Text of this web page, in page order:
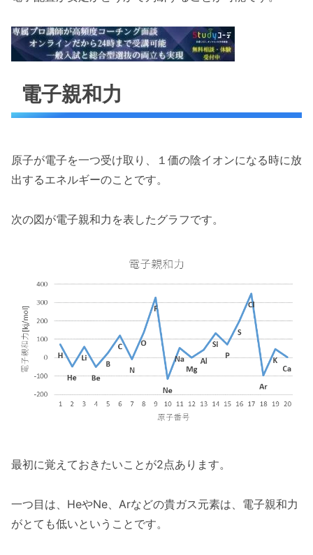
電子親和力
原子が電子を一つ受け取り、１価の陰イオンになる時に放
出するエネルギーのことです。
次の図が電子親和力を表したグラフです。
最初に覚えておきたいことが2点あります。
一つ目は、HeやNe、Arなどの貴ガス元素は、電子親和力
がとても低いということです。